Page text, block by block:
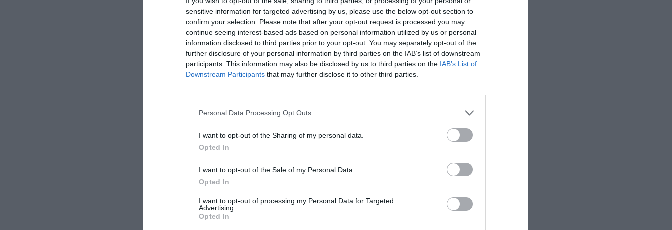
sensitive information for targeted advertising by us, please use the below opt-out section to
confirm your selection. Please note that after your opt-out request is processed you may
continue seeing interest-based ads based on personal information utilized by us or personal
information disclosed to third parties prior to your opt-out. You may separately opt-out of the
further disclosure of your personal information by third parties on the IAB’s list of downstream
participants. This information may also be disclosed by us to third parties on the IAB’s List of
Downstream Participants that may further disclose it to other third parties.
Personal Data Processing Opt Outs
I want to opt-out of the Sharing of my personal data.
Opted In
I want to opt-out of the Sale of my Personal Data.
Opted In
I want to opt-out of processing my Personal Data for Targeted
Advertising.
Opted In
¿Te ha interesado este artículo?
Suscríbete a nuestro newsletter y recibe cada dia
en tu correo lo más destacado de Hispanidad